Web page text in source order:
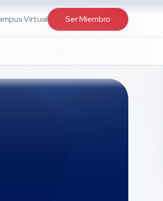
Virtual Ser Miembro